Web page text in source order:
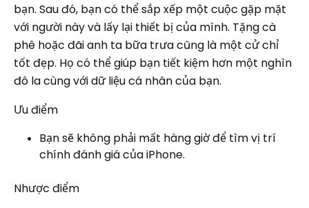
bạn. Sau đó, bạn có thể sắp xếp một cuộc gặp mặt
với người này và lấy lại thiết bị của mình. Tặng cà
phê hoặc đãi anh ta bữa trưa cũng là một cử chỉ
tốt đẹp. Họ có thể giúp bạn tiết kiệm hơn một nghìn
đô la cùng với dữ liệu cá nhân của bạn.
Ưu điểm
Bạn sẽ không phải mất hàng giờ để tìm vị trí
chính đánh giá của iPhone.
Nhược điểm